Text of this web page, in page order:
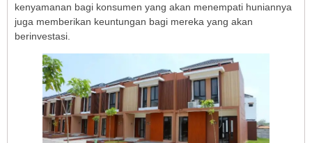
kenyamanan bagi konsumen yang akan menempati huniannya
juga memberikan keuntungan bagi mereka yang akan
berinvestasi.